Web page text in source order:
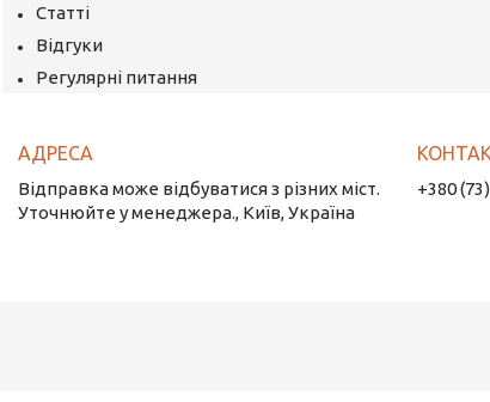
Статті
Відгуки
Регулярні питання
Відправка може відбуватися з різних міст.
Уточнюйте у менеджера., Київ, Україна
+380